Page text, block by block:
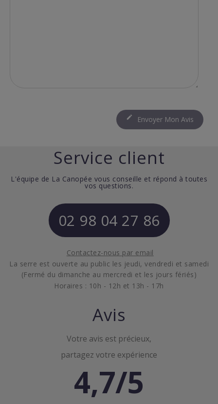
 Envoyer Mon Avis
Service client
L'équipe de La Canopée vous conseille et répond à toutes
vos questions.
02 98 04 27 86
Contactez-nous par email
La serre est ouverte au public les jeudi, vendredi et samedi
(Fermé du dimanche au mercredi et les jours fériés)
Horaires : 10h - 12h et 13h - 17h
Avis
Votre avis est précieux,
partagez votre expérience
4,7/5